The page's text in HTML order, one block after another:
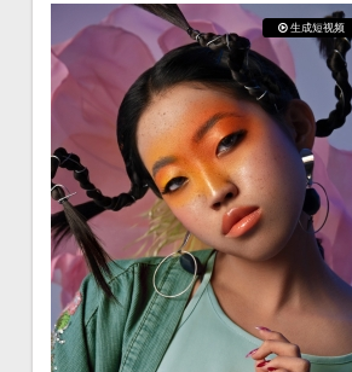
生成短视频